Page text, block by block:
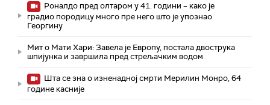
Роналдо пред олтаром у 41. години – како је
градио породицу много пре него што је упознао
Георгину
Мит о Мати Хари: Завела је Европу, постала двострука
шпијунка и завршила пред стрељачким водом
Шта се зна о изненадној смрти Мерилин Монро, 64
године касније